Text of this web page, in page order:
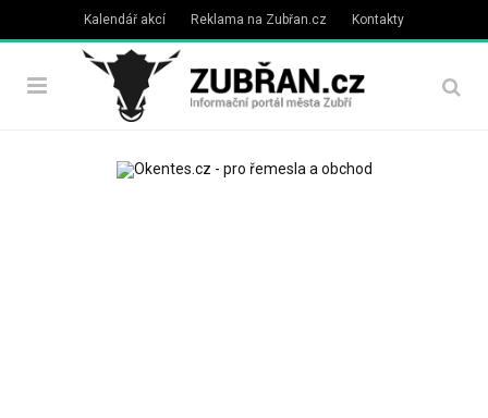
Kalendář akcí Reklama na Zubřan.cz Kontakty